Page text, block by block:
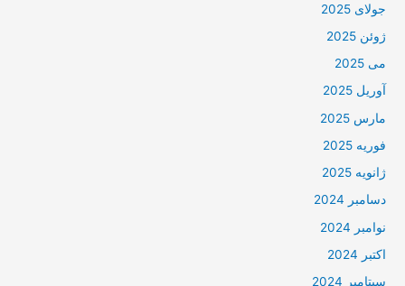
جولای 2025
ژوئن 2025
می 2025
آوریل 2025
مارس 2025
فوریه 2025
ژانویه 2025
دسامبر 2024
نوامبر 2024
اکتبر 2024
سپتامبر 2024